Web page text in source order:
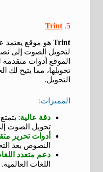
5.
Trint
Trintهو موقع يعتمد
لتحويل الصوت إلى
الموقع أدوات
تحويلها، مما يتيح
التحويل.
المميزات:
دقة عالية:
تحويل الصوت
أدوات تحرير
النصوص بعد
دعم متعدد
اللغات العالمية.